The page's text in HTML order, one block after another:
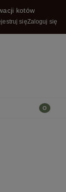
kotów
sięZaloguj się